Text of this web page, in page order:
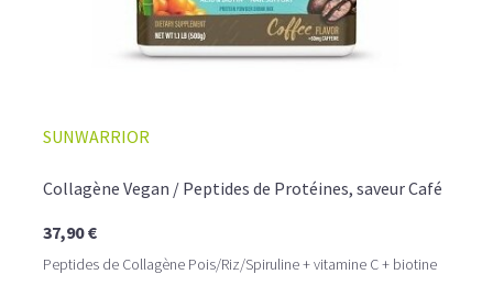
Pour ceux qui veulent retrouver le plaisir d’un vrai café
glacé, sans se sentir lourd ni affamé.
🍯 CAFÉ FRAPPÉ AU CARAMEL PROTÉINÉ
SUNWARRIOR
Collagène Vegan / Peptides de Protéines, saveur Café
37,90 €
Peptides de Collagène Pois/Riz/Spiruline + vitamine C + biotine